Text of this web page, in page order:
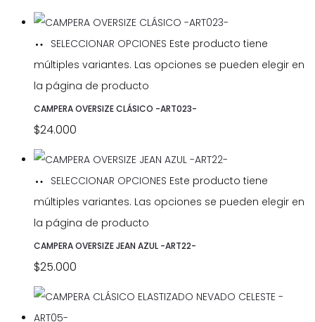
SELECCIONAR OPCIONES Este producto tiene
múltiples variantes. Las opciones se pueden elegir en
la página de producto
CAMPERA OVERSIZE CLÁSICO -ART023-
$24.000
SELECCIONAR OPCIONES Este producto tiene
múltiples variantes. Las opciones se pueden elegir en
la página de producto
CAMPERA OVERSIZE JEAN AZUL -ART22-
$25.000